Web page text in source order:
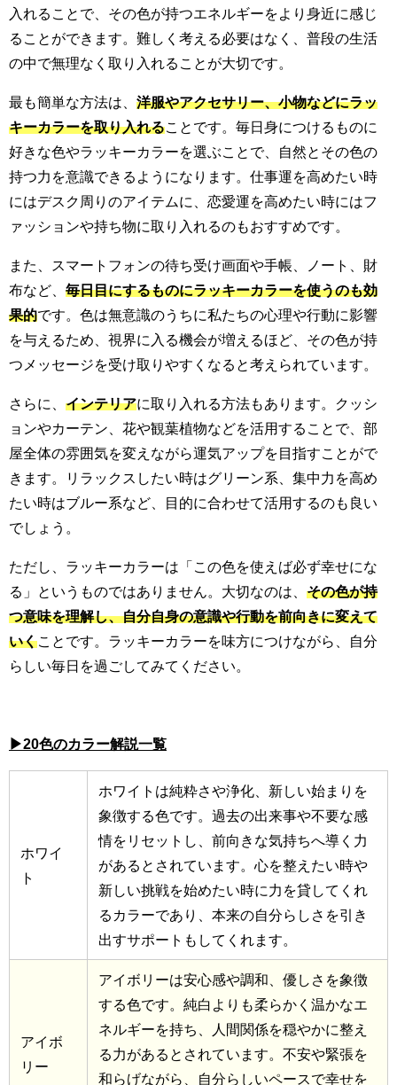
入れることで、その色が持つエネルギーをより身近に感じ
ることができます。難しく考える必要はなく、普段の生活
の中で無理なく取り入れることが大切です。
最も簡単な方法は、 洋服やアクセサリー、小物などにラッ
キーカラーを取り入れる ことです。毎日身につけるものに
好きな色やラッキーカラーを選ぶことで、自然とその色の
持つ力を意識できるようになります。仕事運を高めたい時
にはデスク周りのアイテムに、恋愛運を高めたい時にはフ
ァッションや持ち物に取り入れるのもおすすめです。
また、スマートフォンの待ち受け画面や手帳、ノート、財
布など、 毎日目にするものにラッキーカラーを使うのも効
果的です。色は無意識のうちに私たちの心理や行動に影響
を与えるため、視界に入る機会が増えるほど、その色が持
つメッセージを受け取りやすくなると考えられています。
さらに、 インテリアに取り入れる方法もあります。クッシ
ョンやカーテン、花や観葉植物などを活用することで、部
屋全体の雰囲気を変えながら運気アップを目指すことがで
きます。リラックスしたい時はグリーン系、集中力を高め
たい時はブルー系など、目的に合わせて活用するのも良い
でしょう。
ただし、ラッキーカラーは「この色を使えば必ず幸せにな
る」というものではありません。大切なのは、 その色が持
つ意味を理解し、自分自身の意識や行動を前向きに変えて
いく ことです。ラッキーカラーを味方につけながら、自分
らしい毎日を過ごしてみてください。
▶20色のカラー解説一覧
ホワイ
ト
ホワイトは純粋さや浄化、新しい始まりを
象徴する色です。過去の出来事や不要な感
情をリセットし、前向きな気持ちへ導く力
があるとされています。心を整えたい時や
新しい挑戦を始めたい時に力を貸してくれ
るカラーであり、本来の自分らしさを引き
出すサポートもしてくれます。
アイボ
リー
アイボリーは安心感や調和、優しさを象徴
する色です。純白よりも柔らかく温かなエ
ネルギーを持ち、人間関係を穏やかに整え
る力があるとされています。不安や緊張を
和らげながら、自分らしいペースで幸せを